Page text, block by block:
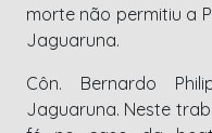
morte não permitiu a
Jaguaruna.
Côn. Bernardo
Jaguaruna. Neste